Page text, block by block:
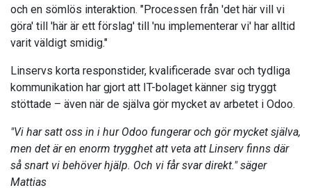
och en sömlös interaktion. "Processen från 'det här vill vi
göra' till 'här är ett förslag' till 'nu implementerar vi' har alltid
varit väldigt smidig."
Linservs korta responstider, kvalificerade svar och tydliga
kommunikation har gjort att IT-bolaget känner sig tryggt
stöttade – även när de själva gör mycket av arbetet i Odoo.
"Vi har satt oss in i hur Odoo fungerar och gör mycket själva,
men det är en enorm trygghet att veta att Linserv finns där
så snart vi behöver hjälp. Och vi får svar direkt." säger
Mattias